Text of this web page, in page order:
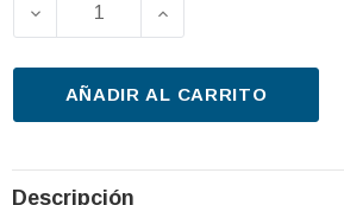
DISMINUIR LA CANTIDAD DE
AUMENTAR LA
AÑADIR AL CARRITO
Descripción